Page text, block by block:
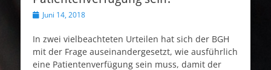
Veröffentlicht
Juni 14, 2018
In zwei vielbeachteten Urteilen hat sich der BGH
mit der Frage auseinandergesetzt, wie ausführlich
eine Patientenverfügung sein muss, damit der